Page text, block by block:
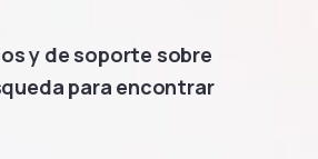
y de soporte sobre
para encontrar